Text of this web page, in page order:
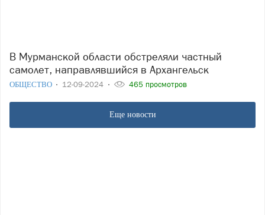
В Мурманской области обстреляли частный
самолет, направлявшийся в Архангельск
ОБЩЕСТВО 12-09-2024 465 просмотров
Еще новости